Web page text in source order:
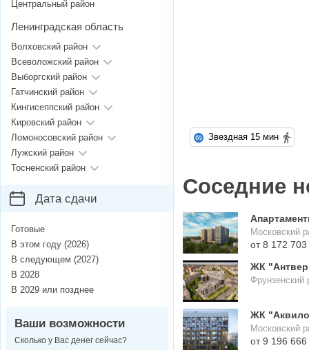
Звездная 15 мин
Соседние
Московский
от 8 172 703
ЖК
Фрунзенский
ЖК
Московский
от 9 196 666
Центральный район
Ленинградская область
Волховский район
Всеволожский район
Выборгский район
Гатчинский район
Кингисеппский район
Кировский район
Ломоносовский район
Лужский район
Тосненский район
Дата сдачи
Готовые
В этом году (2026)
В следующем (2027)
В 2028
В 2029 или позднее
Ваши возможности
Сколько у Вас денег сейчас?